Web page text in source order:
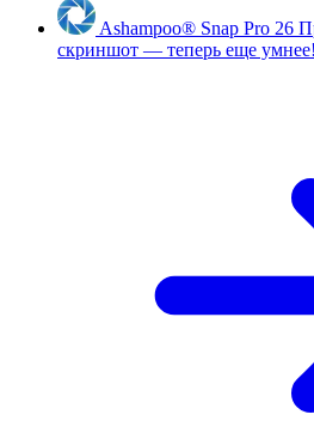
Ashampoo® Snap Pro 26
скриншот — теперь еще умнее!